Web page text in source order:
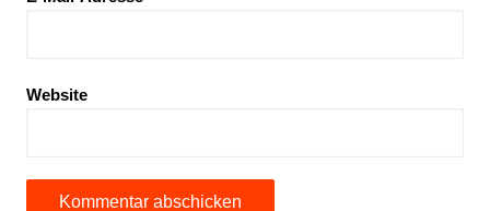
Website